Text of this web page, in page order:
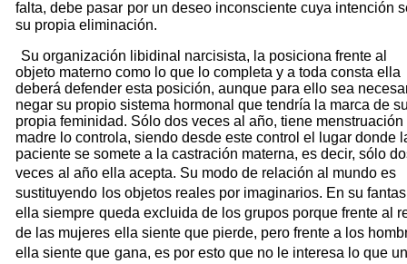
falta, debe pasar por un deseo inconsciente cuya intención
su propia eliminación.
Su organización libidinal narcisista, la posiciona frente al
objeto materno como lo que lo completa y a toda consta ella
deberá defender esta posición, aunque para ello sea
negar su propio sistema hormonal que tendría la marca de
propia feminidad. Sólo dos veces al año, tiene menstruación
madre lo controla, siendo desde este control el lugar donde
paciente se somete a la castración materna, es decir, sólo
veces al año ella acepta. Su modo de relación al mundo es
sustituyendo los objetos reales por imaginarios. En su
ella siempre queda excluida de los grupos porque frente al
de las mujeres ella siente que pierde, pero frente a los
ella siente que gana, es por esto que no le interesa lo que un